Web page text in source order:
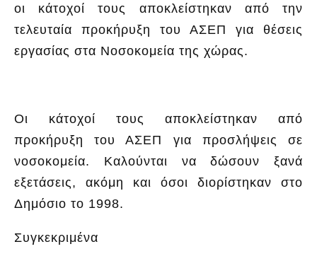
οι κάτοχοί τους αποκλείστηκαν από την
τελευταία προκήρυξη του ΑΣΕΠ για θέσεις
εργασίας στα Νοσοκομεία της χώρας.
Οι κάτοχοί τους αποκλείστηκαν από
προκήρυξη του ΑΣΕΠ για προσλήψεις σε
νοσοκομεία. Καλούνται να δώσουν ξανά
εξετάσεις, ακόμη και όσοι διορίστηκαν στο
Δημόσιο το 1998.
Συγκεκριμένα